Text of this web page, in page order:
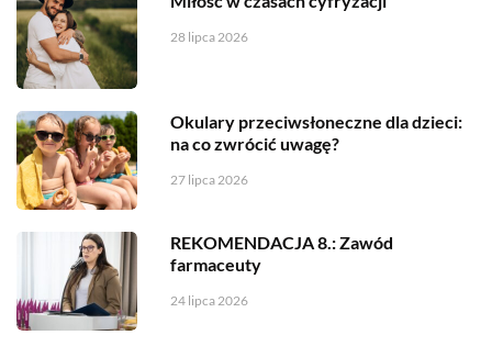
28 lipca 2026
Okulary przeciwsłoneczne dla dzieci:
na co zwrócić uwagę?
27 lipca 2026
REKOMENDACJA 8.: Zawód
farmaceuty
24 lipca 2026